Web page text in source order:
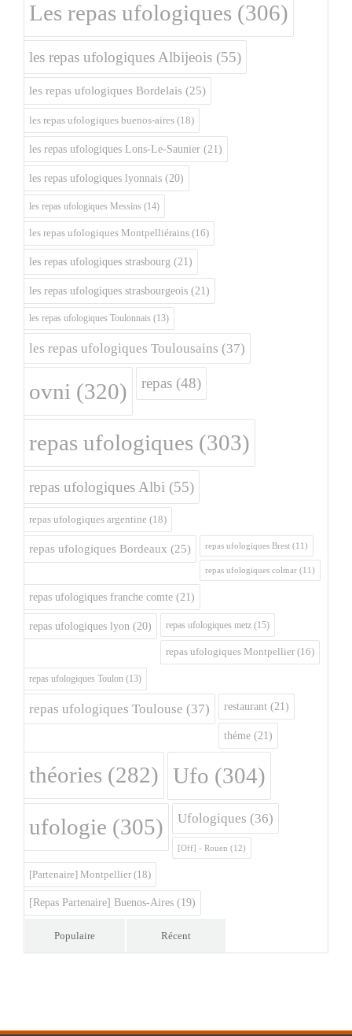
Les repas ufologiques (306)
les repas ufologiques Albijeois (55)
les repas ufologiques Bordelais (25)
les repas ufologiques buenos-aires (18)
les repas ufologiques Lons-Le-Saunier (21)
les repas ufologiques lyonnais (20)
les repas ufologiques Messins (14)
les repas ufologiques Montpelliérains (16)
les repas ufologiques strasbourg (21)
les repas ufologiques strasbourgeois (21)
les repas ufologiques Toulonnais (13)
les repas ufologiques Toulousains (37)
ovni (320) repas (48)
repas ufologiques (303)
repas ufologiques Albi (55)
repas ufologiques argentine (18)
repas ufologiques Bordeaux (25) repas ufologiques Brest (11)
repas ufologiques colmar (11)
repas ufologiques franche comte (21)
repas ufologiques lyon (20) repas ufologiques metz (15)
repas ufologiques Montpellier (16)
repas ufologiques Toulon (13)
repas ufologiques Toulouse (37) restaurant (21)
théme (21)
théories (282) Ufo (304)
ufologie (305) Ufologiques (36)
[Off] - Rouen (12)
[Partenaire] Montpellier (18)
[Repas Partenaire] Buenos-Aires (19)
Populaire Récent